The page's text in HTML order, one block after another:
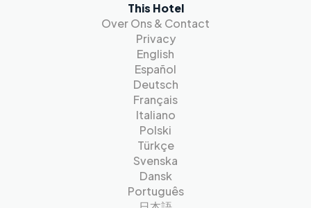
This Hotel
Over Ons & Contact
Privacy
English
Español
Deutsch
Français
Italiano
Polski
Türkçe
Svenska
Dansk
Português